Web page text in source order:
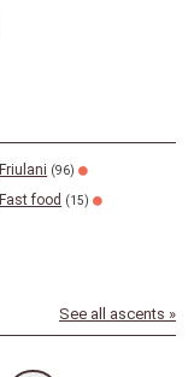
Friulani (96)
Fast food (15)
See all ascents »